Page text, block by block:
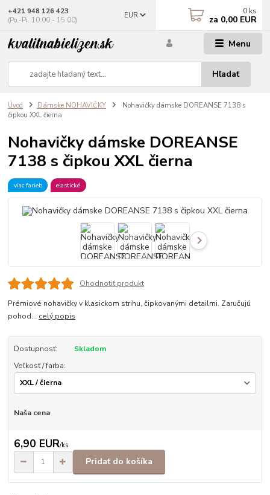
Menu
EUR
Hľadať
+421 948 126 423
(Po.-Pi. 10.00 - 15.00)
0 ks
za 0,00 EUR
Úvod Dámske NOHAVIČKY
Nohavičky dámske DOREANSE 7138 s
čipkou XXL čierna
Nohavičky dámske DOREANSE
7138 s čipkou XXL čierna
viac farieb elastické
Ohodnotiť produkt
Prémiové nohavičky v klasickom strihu, čipkovanými detailmi. Zaručujú
pohod... celý popis
Dostupnosť:
Skladom
Veľkosť / farba:
Naša cena
6,90 EUR/ks
Pridať do košíka